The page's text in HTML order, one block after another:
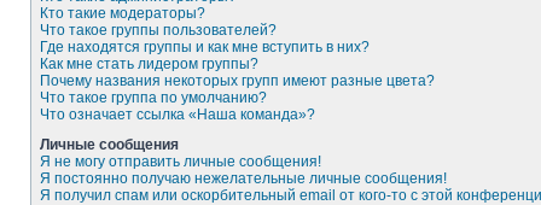
Кто такие модераторы?
Что такое группы пользователей?
Где находятся группы и как мне вступить в них?
Как мне стать лидером группы?
Почему названия некоторых групп имеют разные цвета?
Что такое группа по умолчанию?
Что означает ссылка «Наша команда»?
Личные сообщения
Я не могу отправить личные сообщения!
Я постоянно получаю нежелательные личные сообщения!
Я получил спам или оскорбительный email от кого-то с этой